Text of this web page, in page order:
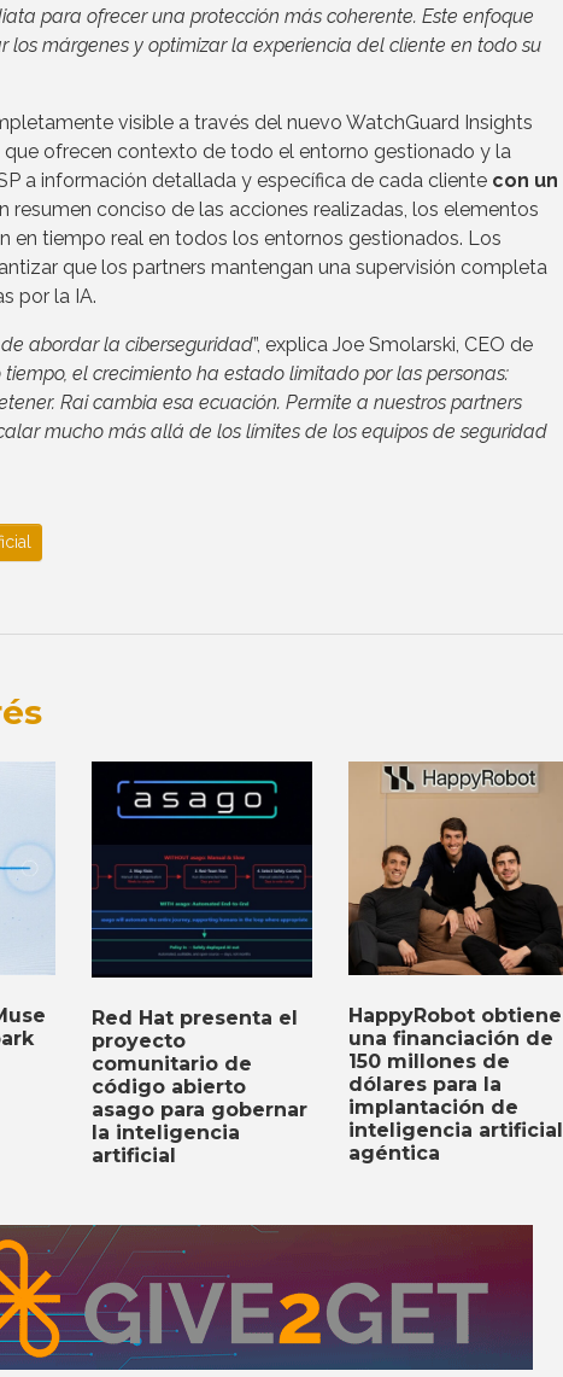
para ofrecer una protección más coherente. Este enfoque
márgenes y optimizar la experiencia del cliente en todo su
visible a través del nuevo WatchGuard Insights
ofrecen contexto de todo el entorno gestionado y la
a información detallada y específica de cada cliente con un
resumen conciso de las acciones realizadas, los elementos
en tiempo real en todos los entornos gestionados. Los
que los partners mantengan una supervisión completa
por la IA.
abordar la ciberseguridad”, explica Joe Smolarski, CEO de
el crecimiento ha estado limitado por las personas:
Rai cambia esa ecuación. Permite a nuestros partners
mucho más allá de los límites de los equipos de seguridad
Red Hat presenta el
proyecto
comunitario de
código abierto
asago para gobernar
la inteligencia
artificial
HappyRobot obtiene
una financiación de
150 millones de
dólares para la
implantación de
inteligencia artificial
agéntica